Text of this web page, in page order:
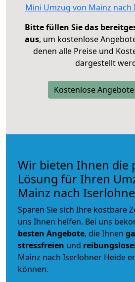
Mini Umzug von Mainz
Bitte füllen Sie das
aus, um kostenlose
denen alle Preise und
dargestellt
Kostenlose
Wir bieten Ihnen die
Lösung für Ihren
Mainz nach
Sparen Sie sich Ihre kostbare
uns Ihnen helfen. Bei uns
besten Angebote, die Ihnen
stressfreien und
Mainz nach Iserlohner Heide
können.